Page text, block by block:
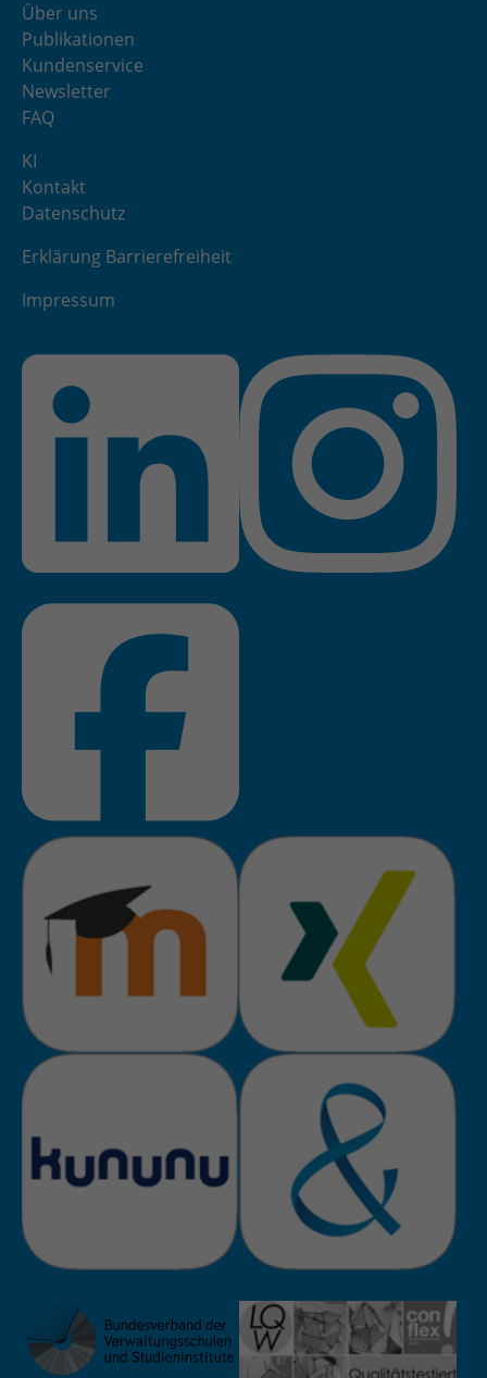
Über uns
Publikationen
Kundenservice
Newsletter
FAQ
KI
Kontakt
Datenschutz
Erklärung Barrierefreiheit
Impressum